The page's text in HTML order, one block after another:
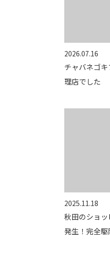
2026.07.16
チャバネゴ
理店でした
2025.11.18
秋田のショ
発生！完全